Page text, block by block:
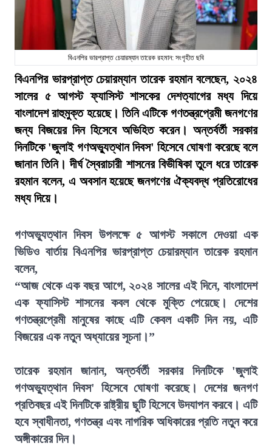
বিএনপির ভারপ্রাপ্ত চেয়ারম্যান তারেক রহমান: সংগৃহীত ছবি
বিএনপির ভারপ্রাপ্ত চেয়ারম্যান তারেক রহমান বলেছেন, ২০২৪
সালের ৫ আগস্ট ফ্যাসিস্ট শাসকের দেশত্যাগের মধ্য দিয়ে
বাংলাদেশ রাহুমুক্ত হয়েছে। তিনি এটিকে গণতন্ত্রপ্রেমী জনগণের
জন্য বিজয়ের দিন হিসেবে অভিহিত করেন। অন্তর্বর্তী সরকার
দিনটিকে 'জুলাই গণঅভ্যুত্থান দিবস' হিসেবে ঘোষণা করেছে বলে
জানান তিনি। দীর্ঘ স্বৈরাচারী শাসনের বিভীষিকা তুলে ধরে তারেক
রহমান বলেন, এ অবসান হয়েছে জনগণের ঐক্যবদ্ধ প্রতিরোধের
মধ্য দিয়ে।
গণঅভ্যুত্থান দিবস উপলক্ষে ৫ আগস্ট সকালে দেওয়া এক
ভিডিও বার্তায় বিএনপির ভারপ্রাপ্ত চেয়ারম্যান তারেক রহমান
বলেন,
“আজ থেকে এক বছর আগে, ২০২৪ সালের এই দিনে, বাংলাদেশ
এক ফ্যাসিস্ট শাসনের কবল থেকে মুক্তি পেয়েছে। দেশের
গণতন্ত্রপ্রেমী মানুষের কাছে এটি কেবল একটি দিন নয়, এটি
বিজয়ের এক নতুন অধ্যায়ের সূচনা।”
তারেক রহমান জানান, অন্তর্বর্তী সরকার দিনটিকে 'জুলাই
গণঅভ্যুত্থান দিবস' হিসেবে ঘোষণা করেছে। দেশের জনগণ
প্রতিবছর এই দিনটিকে রাষ্ট্রীয় ছুটি হিসেবে উদযাপন করবে। এটি
হবে স্বাধীনতা, গণতন্ত্র এবং নাগরিক অধিকারের প্রতি নতুন করে
অঙ্গীকারের দিন।